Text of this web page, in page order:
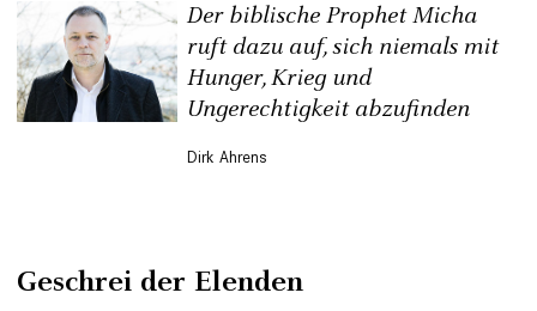
Der biblische Prophet Micha
ruft dazu auf, sich niemals mit
Hunger, Krieg und
Ungerechtigkeit abzufinden
Dirk Ahrens
Geschrei der Elenden